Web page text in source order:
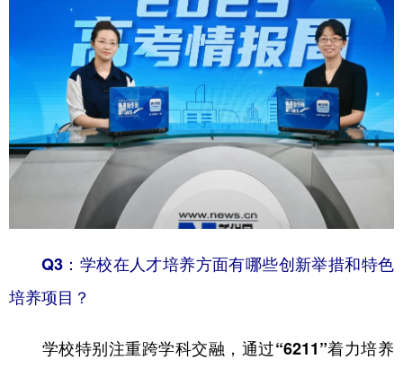
Q3：学校在人才培养方面有哪些创新举措和特色
培养项目？
学校特别注重跨学科交融，通过“6211”着力培养